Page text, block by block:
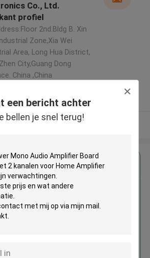
een bericht achter
bellen je snel terug!
Co., Ltd.
profiel
2nd.Bldg B. Xin
Zone,Xia Wei
Area, Long Hua District,
City,Guang Dong
China ,China
Leverancier
Bekijk meer
de beste prijs voor
100W High Power Mono Audio
Amplifier Board TPA3116D2
met 2 kanalen voor Home